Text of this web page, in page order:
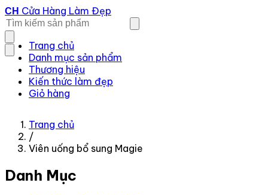
CH Cửa Hàng Làm Đẹp
Trang chủ
Danh mục sản phẩm
Thương hiệu
Kiến thức làm đẹp
Giỏ hàng
Trang chủ
/
Viên uống bổ sung Magie
Danh Mục